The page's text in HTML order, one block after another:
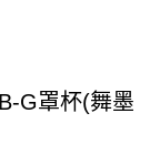
G罩杯(舞墨